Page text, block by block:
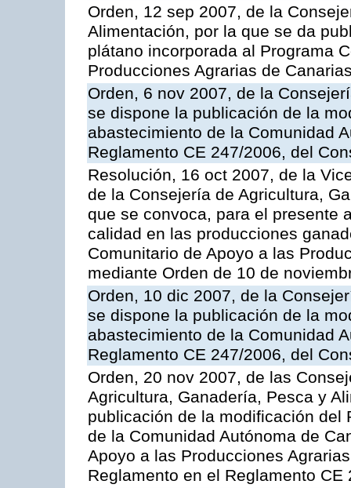
Orden, 12 sep 2007, de la
Alimentación, por la que se da
plátano incorporada al Programa
Producciones Agrarias de
Orden, 6 nov 2007, de la
se dispone la publicación de la
abastecimiento de la Comunidad
Reglamento CE 247/2006, del
Resolución, 16 oct 2007, de la
de la Consejería de Agricultura,
que se convoca, para el presente
calidad en las producciones
Comunitario de Apoyo a las
mediante Orden de 10 de
Orden, 10 dic 2007, de la
se dispone la publicación de la
abastecimiento de la Comunidad
Reglamento CE 247/2006, del
Orden, 20 nov 2007, de las
Agricultura, Ganadería, Pesca y
publicación de la modificación del
de la Comunidad Autónoma de
Apoyo a las Producciones
Reglamento en el Reglamento